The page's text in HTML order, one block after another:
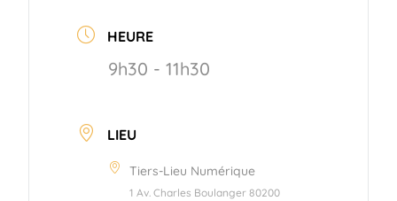
HEURE
9h30 - 11h30
LIEU
Tiers-Lieu Numérique
1 Av. Charles Boulanger 80200